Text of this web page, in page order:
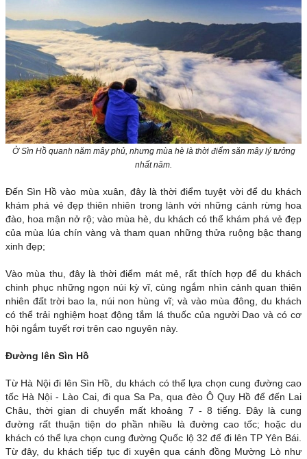
Ở Sìn Hồ quanh năm mây phủ, nhưng mùa hè là thời điểm săn mây lý tưởng
nhất năm.
Đến Sìn Hồ vào mùa xuân, đây là thời điểm tuyệt vời để du khách
khám phá vẻ đẹp thiên nhiên trong lành với những cánh rừng hoa
đào, hoa mận nở rộ; vào mùa hè, du khách có thể khám phá vẻ đẹp
của mùa lúa chín vàng và tham quan những thửa ruộng bậc thang
xinh đẹp;
Vào mùa thu, đây là thời điểm mát mẻ, rất thích hợp để du khách
chinh phục những ngọn núi kỳ vĩ, cùng ngắm nhìn cảnh quan thiên
nhiên đất trời bao la, núi non hùng vĩ; và vào mùa đông, du khách
có thể trải nghiệm hoạt động tắm lá thuốc của người Dao và có cơ
hội ngắm tuyết rơi trên cao nguyên này.
Đường lên Sìn Hồ
Từ Hà Nội đi lên Sìn Hồ, du khách có thể lựa chọn cung đường cao
tốc Hà Nội - Lào Cai, đi qua Sa Pa, qua đèo Ô Quy Hồ để đến Lai
Châu, thời gian di chuyển mất khoảng 7 - 8 tiếng. Đây là cung
đường rất thuận tiện do phần nhiều là đường cao tốc; hoặc du
khách có thể lựa chọn cung đường Quốc lộ 32 để đi lên TP Yên Bái.
Từ đây, du khách tiếp tục đi xuyên qua cánh đồng Mường Lò như